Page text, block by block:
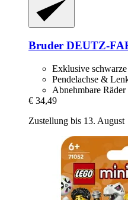
Bruder DEUTZ-​
Exklusive
Pendelachse &
Abnehmbare
€ 34,49
Zustellung bis 13. August